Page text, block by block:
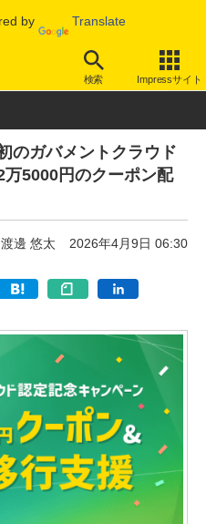
by Translate
検索 Impressサイト
サービス クラウド
のガバメントクラウド
5000円のクーポン配
渡邊 悠太 2026年4月9日 06:30